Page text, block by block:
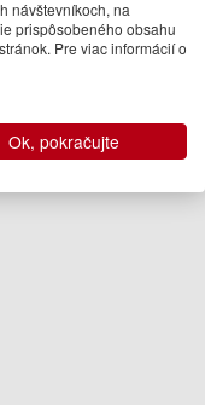
návštevníkoch, na
prispôsobeného obsahu
Pre viac informácií o
Ok, pokračujte